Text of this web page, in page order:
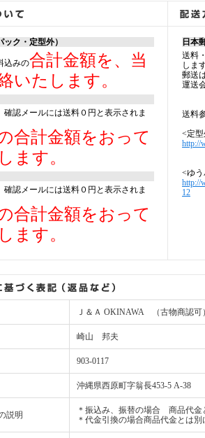
ク・定型外）
込みの合計金額を、当
いたします。
確認メールには送料０円と表示されま
合計金額をおって
ます。
確認メールには送料０円と表示されま
合計金額をおって
ます。
日本
送料
しま
郵送
運送
送料
<定
http://
<ゆ
http://
12
Ｊ＆Ａ OKINAWA （古物商認可）
崎山 邦夫
903-0117
沖縄県西原町字翁長453-5 A-38
説明
＊振込み、振替の場合 商品代金
＊代金引換の場合商品代金とは